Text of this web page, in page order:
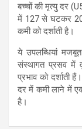
बच्चों की मृत्यु दर
में 127 से घटकर
कमी को दर्शाती है।
ये उपलब्धियां
संस्थागत प्रसव में
प्रभाव को दर्शाती
दर में कमी लाने में
है।